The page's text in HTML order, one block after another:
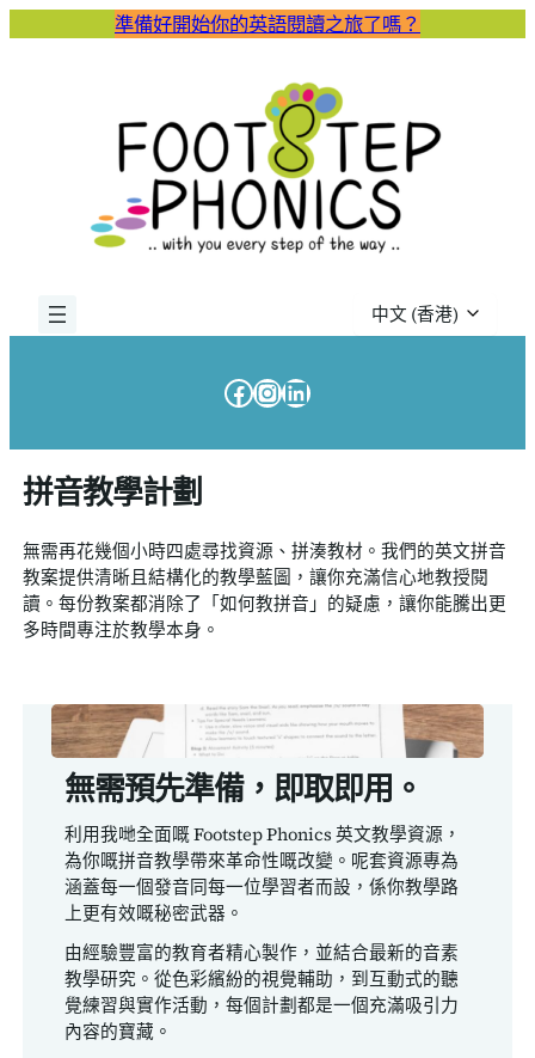
準備好開始你的英語閱讀之旅了嗎？
Choose
a
Facebook
Instagram
LinkedIn
拼音教學計劃
無需再花幾個小時四處尋找資源、拼湊教材。我們的英文拼音
教案提供清晰且結構化的教學藍圖，讓你充滿信心地教授閱
讀。每份教案都消除了「如何教拼音」的疑慮，讓你能騰出更
多時間專注於教學本身。
無需預先準備，即取即用。
利用我哋全面嘅 Footstep Phonics 英文教學資源，
為你嘅拼音教學帶來革命性嘅改變。呢套資源專為
涵蓋每一個發音同每一位學習者而設，係你教學路
上更有效嘅秘密武器。
由經驗豐富的教育者精心製作，並結合最新的音素
教學研究。從色彩繽紛的視覺輔助，到互動式的聽
覺練習與實作活動，每個計劃都是一個充滿吸引力
內容的寶藏。